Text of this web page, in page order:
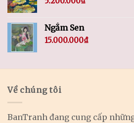
Ngắm Sen
15.000.000₫
Về chúng tôi
BanTranh đang cung cấp